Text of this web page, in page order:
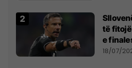
të
e
18/07/